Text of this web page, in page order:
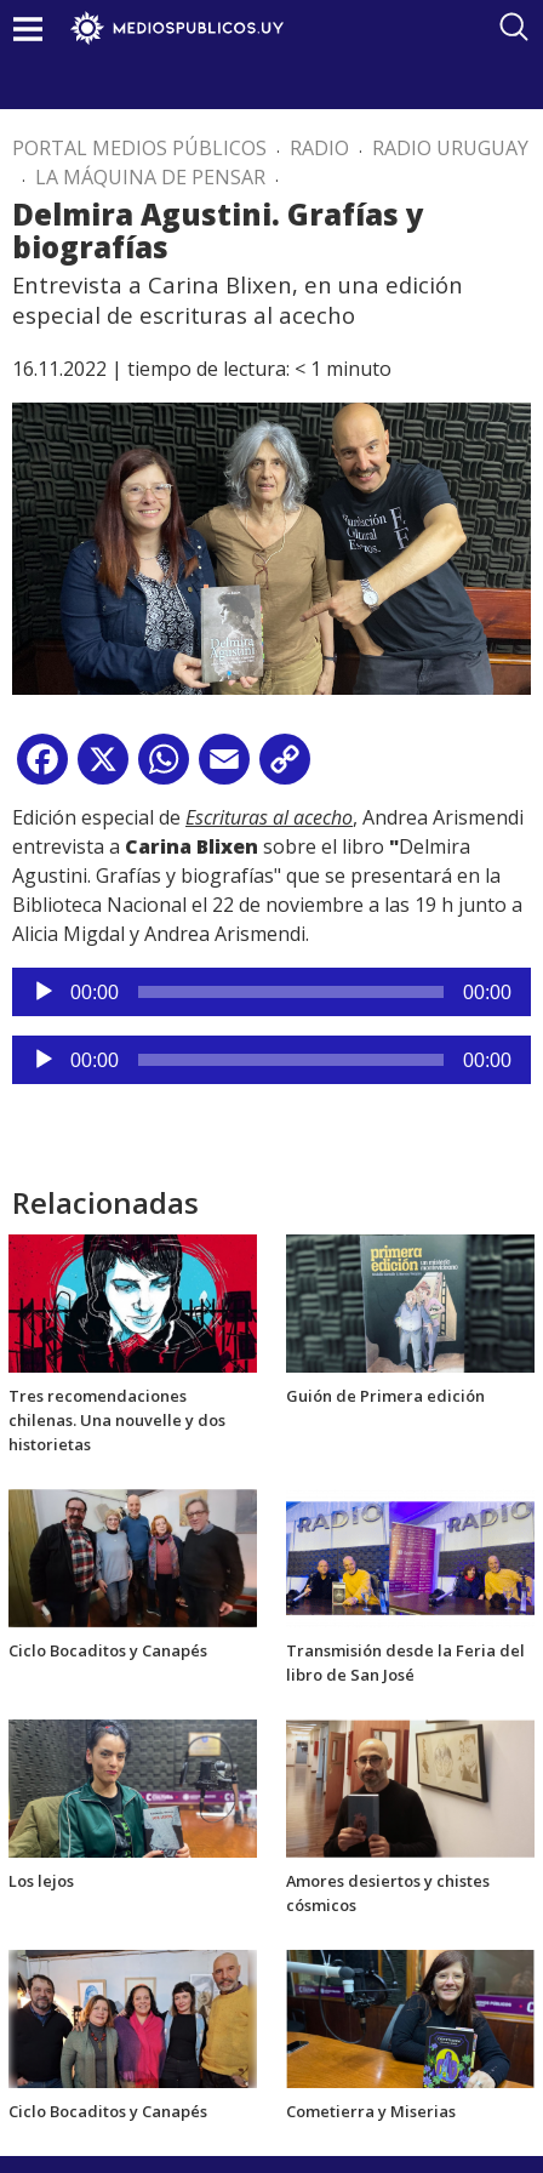
PORTAL MEDIOS PÚBLICOS . RADIO . RADIO URUGUAY
. LA MÁQUINA DE PENSAR .
Delmira Agustini. Grafías y
biografías
Entrevista a Carina Blixen, en una edición
especial de escrituras al acecho
16.11.2022 | tiempo de lectura: < 1 minuto
Facebook
X WhatsApp
Email
Link
Edición especial de Escrituras al acecho, Andrea Arismendi
entrevista a Carina Blixen sobre el libro "Delmira
Agustini. Grafías y biografías" que se presentará en la
Biblioteca Nacional el 22 de noviembre a las 19 h junto a
Alicia Migdal y Andrea Arismendi.
Reproductor
de
audio
00:00 00:00
Reproductor
de
00:00 00:00
Relacionadas
Tres recomendaciones
chilenas. Una nouvelle y dos
historietas
Guión de Primera edición
Ciclo Bocaditos y Canapés
Transmisión desde la Feria del
libro de San José
Los lejos
Amores desiertos y chistes
cósmicos
Ciclo Bocaditos y Canapés Cometierra y Miserias